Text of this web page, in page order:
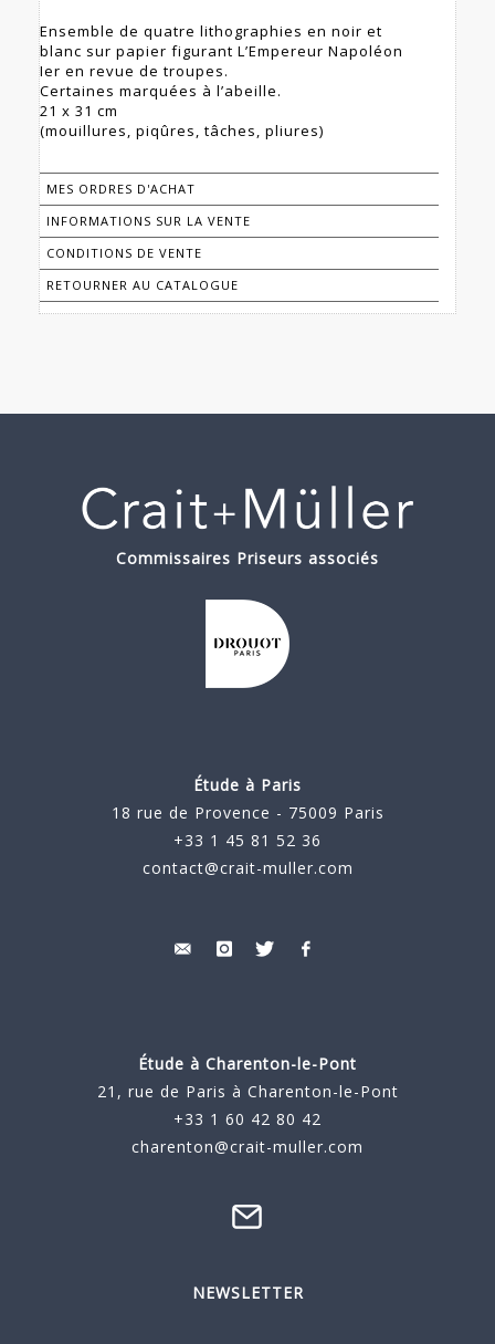
Ensemble de quatre lithographies en noir et
blanc sur papier figurant L’Empereur Napoléon
Ier en revue de troupes.
Certaines marquées à l’abeille.
21 x 31 cm
(mouillures, piqûres, tâches, pliures)
MES ORDRES D'ACHAT
INFORMATIONS SUR LA VENTE
CONDITIONS DE VENTE
RETOURNER AU CATALOGUE
Commissaires Priseurs associés
Étude à Paris
18 rue de Provence - 75009 Paris
+33 1 45 81 52 36
contact@crait-muller.com
Étude à Charenton-le-Pont
21, rue de Paris à Charenton-le-Pont
+33 1 60 42 80 42
charenton@crait-muller.com
NEWSLETTER